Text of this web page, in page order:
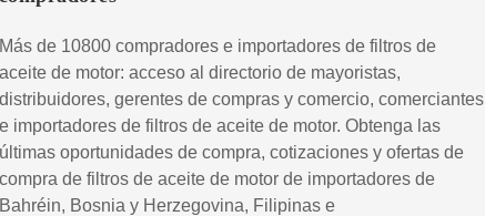
Más de 10800 compradores e importadores de filtros de
aceite de motor: acceso al directorio de mayoristas,
distribuidores, gerentes de compras y comercio, comerciantes
e importadores de filtros de aceite de motor. Obtenga las
últimas oportunidades de compra, cotizaciones y ofertas de
compra de filtros de aceite de motor de importadores de
Bahréin, Bosnia y Herzegovina, Filipinas e